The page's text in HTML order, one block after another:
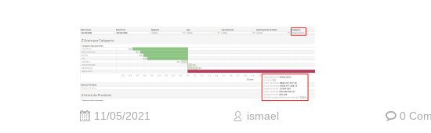
11/05/2021 ismael 0